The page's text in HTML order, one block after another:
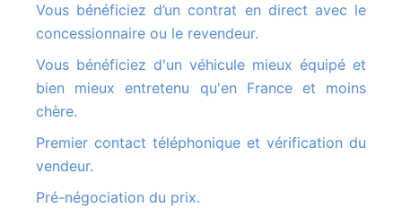
Vous bénéficiez d’un contrat en direct avec le
concessionnaire ou le revendeur.
Vous bénéficiez d'un véhicule mieux équipé et
bien mieux entretenu qu'en France et moins
chère.
Premier contact téléphonique et vérification du
vendeur.
Pré-négociation du prix.